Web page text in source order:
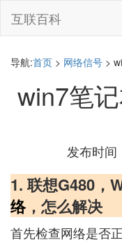
互联百科
导航:首页 > 网络信号 >
win7笔
发布时间
1. 联想G480，
络，怎么解决
首先检查网络是否正